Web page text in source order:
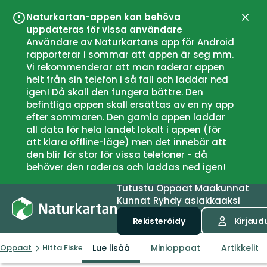
Naturkartan-appen kan behöva
uppdateras för vissa användare
Användare av Naturkartans app för Android
rapporterar i sommar att appen är seg mm.
Vi rekommenderar att man raderar appen
helt från sin telefon i så fall och laddar ned
igen! Då skall den fungera bättre. Den
befintliga appen skall ersättas av en ny app
efter sommaren. Den gamla appen laddar
all data för hela landet lokalt i appen (för
att klara offline-läge) men det innebär att
den blir för stor för vissa telefoner - då
behöver den raderas och laddas ned igen!
Sulje
TutustuOppaatMaakunnat
Kunnat Ryhdy asiakkaaksi
Rekisteröidy
Oppaat Hitta Fiske Lue lisää Minioppaat Artikkelit